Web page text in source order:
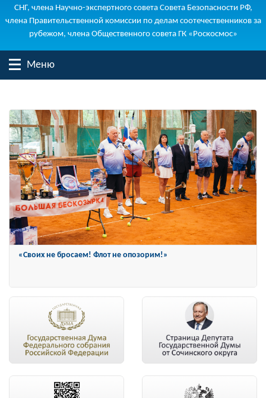
СНГ, члена Научно-экспертного совета Совета Безопасности РФ,
члена Правительственной комиссии по делам соотечественников за
рубежом, члена Общественного совета ГК «Роскосмос»
Меню
Константин Затулин награжден Орденом «За заслуги перед